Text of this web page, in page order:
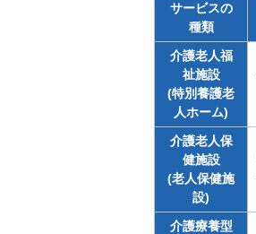
サービスの
種類
介護老人福
祉施設
(特別養護老
人ホーム)
介護老人保
健施設
(老人保健施
設)
介護療養型